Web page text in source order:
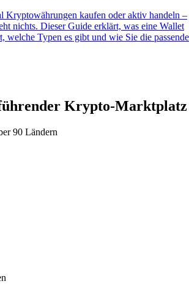
Kryptowährungen kaufen oder aktiv handeln –
nichts. Dieser Guide erklärt, was eine Wallet
welche Typen es gibt und wie Sie die passende
Krypto-Marktplatz
90 Ländern